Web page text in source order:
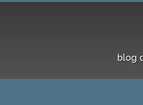
blog